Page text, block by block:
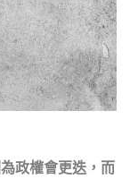
政權會更迭，而